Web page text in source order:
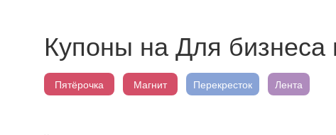
Купоны на Для бизнеса
Пятёрочка Магнит Перекресток Лента